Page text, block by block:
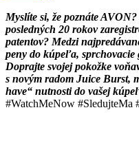
Myslíte si, že poznáte
posledných 20 rokov
patentov? Medzi
peny do kúpeľa, sprchovacie
Doprajte svojej pokožke
s novým radom Juice Burst,
have“ nutnosti do vašej
#WatchMeNow #SledujteMa